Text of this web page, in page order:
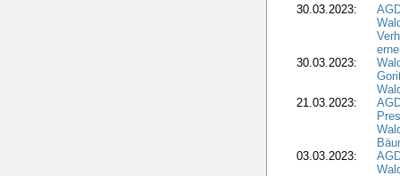
30.03.2023:
30.03.2023:
21.03.2023:
03.03.2023: